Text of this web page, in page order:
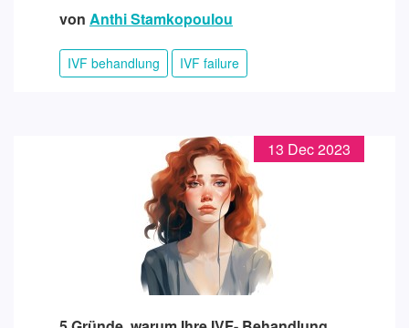
von Anthi Stamkopoulou
IVF behandlung IVF failure
13 Dec 2023